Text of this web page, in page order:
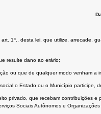
1º., desta lei, que utilize, arrecade,
resulte dano ao erário;
ou que de qualquer modo venham
o Estado ou o Município participe,
privado, que recebam contribuições
Sociais Autônomos e